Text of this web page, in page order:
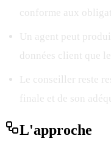
conforme aux
Un agent peut
données client que
Le conseiller reste
finale et de son
L'approche